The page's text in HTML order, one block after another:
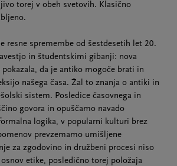
torej v obeh svetovih. Klasično
resne spremembe od šestdesetih let 20.
in študentskimi gibanji: nova
da je antiko mogoče brati in
našega časa. Žal to znanja o antiki in
sistem. Posledice časovnega in
govora in opuščamo navado
logika, v popularni kulturi brez
prevzemamo umišljene
za zgodovino in družbeni procesi niso
etike, posledično torej položaja